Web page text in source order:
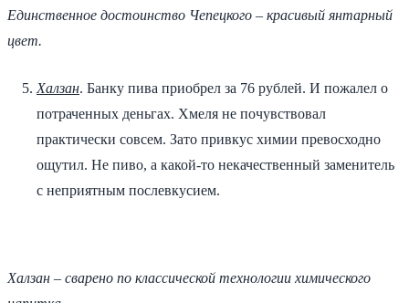
Единственное достоинство Чепецкого – красивый янтарный
цвет.
Халзан. Банку пива приобрел за 76 рублей. И пожалел о
потраченных деньгах. Хмеля не почувствовал
практически совсем. Зато привкус химии превосходно
ощутил. Не пиво, а какой-то некачественный заменитель
с неприятным послевкусием.
Халзан – сварено по классической технологии химического